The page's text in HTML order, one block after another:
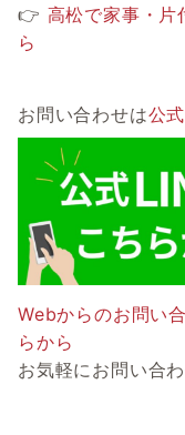
👉 高松で家事・片
ら
お問い合わせは公
Webからのお問い
らから
お気軽にお問い合